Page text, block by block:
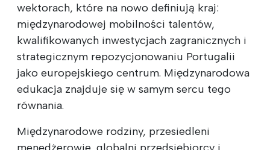
wektorach, które na nowo definiują kraj:
międzynarodowej mobilności talentów,
kwalifikowanych inwestycjach zagranicznych i
strategicznym repozycjonowaniu Portugalii
jako europejskiego centrum. Międzynarodowa
edukacja znajduje się w samym sercu tego
równania.
Międzynarodowe rodziny, przesiedleni